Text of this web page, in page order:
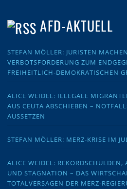
AFD-AKTUELL
STEFAN MÖLLER: JURISTEN
VERBOTSFORDERUNG ZUM
FREIHEITLICH-DEMOKRATISCHEN
ALICE WEIDEL: ILLEGALE
AUS CEUTA ABSCHIEBEN –
AUSSETZEN
STEFAN MÖLLER: MERZ-KRISE IM
ALICE WEIDEL: REKORDSCHULDEN,
UND STAGNATION – DAS
TOTALVERSAGEN DER MERZ-